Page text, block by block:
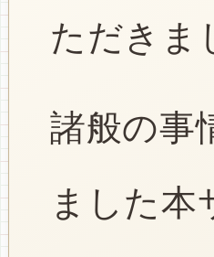
ただきま
諸般の事
ました本